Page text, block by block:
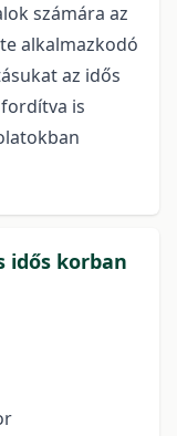
számára az
alkalmazkodó
az idős
is
idős korban